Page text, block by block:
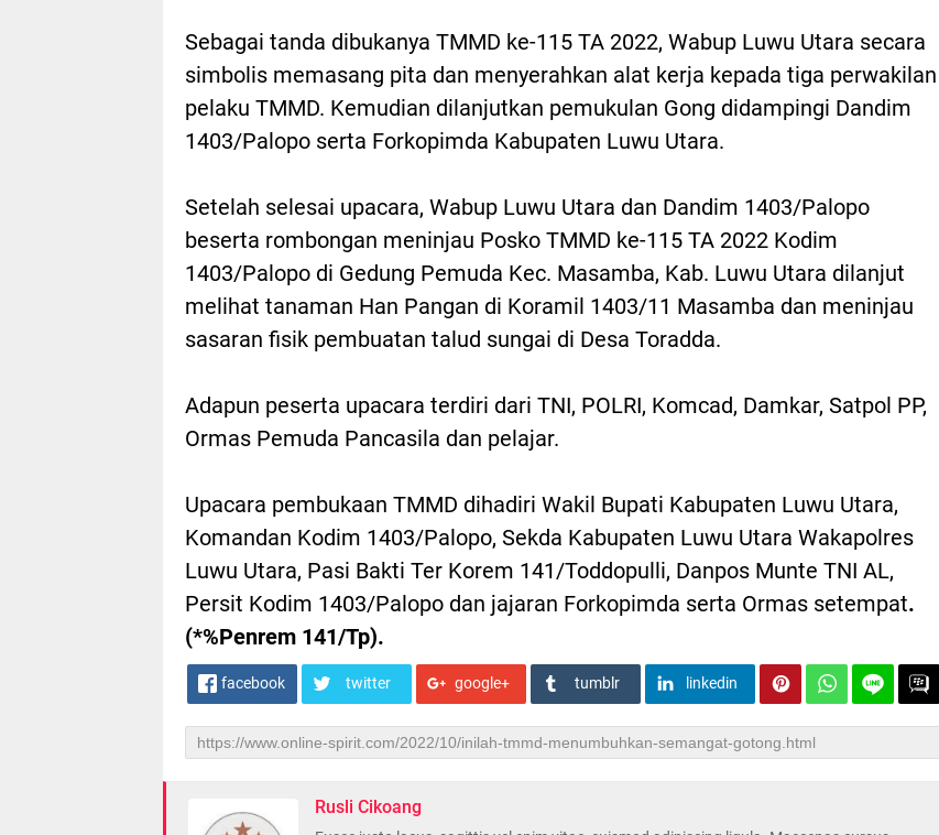
Sebagai tanda dibukanya TMMD ke-115 TA 2022, Wabup Luwu Utara secara
simbolis memasang pita dan menyerahkan alat kerja kepada tiga perwakilan
pelaku TMMD. Kemudian dilanjutkan pemukulan Gong didampingi Dandim
1403/Palopo serta Forkopimda Kabupaten Luwu Utara.
Setelah selesai upacara, Wabup Luwu Utara dan Dandim 1403/Palopo
beserta rombongan meninjau Posko TMMD ke-115 TA 2022 Kodim
1403/Palopo di Gedung Pemuda Kec. Masamba, Kab. Luwu Utara dilanjut
melihat tanaman Han Pangan di Koramil 1403/11 Masamba dan meninjau
sasaran fisik pembuatan talud sungai di Desa Toradda.
Adapun peserta upacara terdiri dari TNI, POLRI, Komcad, Damkar, Satpol PP,
Ormas Pemuda Pancasila dan pelajar.
Upacara pembukaan TMMD dihadiri Wakil Bupati Kabupaten Luwu Utara,
Komandan Kodim 1403/Palopo, Sekda Kabupaten Luwu Utara Wakapolres
Luwu Utara, Pasi Bakti Ter Korem 141/Toddopulli, Danpos Munte TNI AL,
Persit Kodim 1403/Palopo dan jajaran Forkopimda serta Ormas setempat.
(*%Penrem 141/Tp).
facebook twitter google+ tumblr linkedin
Rusli Cikoang